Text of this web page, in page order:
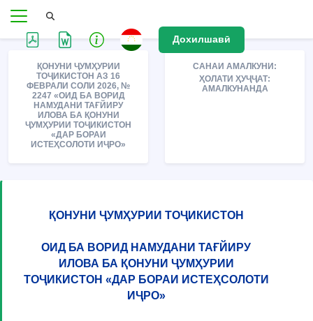
Дохилшавӣ
ҚОНУНИ ҶУМҲУРИИ
ТОҶИКИСТОН АЗ 16
ФЕВРАЛИ СОЛИ 2026, №
2247 «ОИД БА ВОРИД
НАМУДАНИ ТАҒЙИРУ
ИЛОВА БА ҚОНУНИ
ҶУМҲУРИИ ТОҶИКИСТОН
«ДАР БОРАИ
ИСТЕҲСОЛОТИ ИҶРО»
САНАИ АМАЛКУНИ:
ҲОЛАТИ ҲУҶҶАТ:
АМАЛКУНАНДА
ҚОНУНИ ҶУМҲУРИИ ТОҶИКИСТОН
ОИД БА ВОРИД НАМУДАНИ ТАҒЙИРУ
ИЛОВА БА ҚОНУНИ ҶУМҲУРИИ
ТОҶИКИСТОН «ДАР БОРАИ ИСТЕҲСОЛОТИ
ИҶРО»